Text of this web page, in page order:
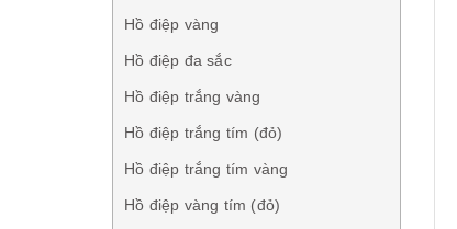
Hồ điệp vàng
Hồ điệp đa sắc
Hồ điệp trắng vàng
Hồ điệp trắng tím (đỏ)
Hồ điệp trắng tím vàng
Hồ điệp vàng tím (đỏ)